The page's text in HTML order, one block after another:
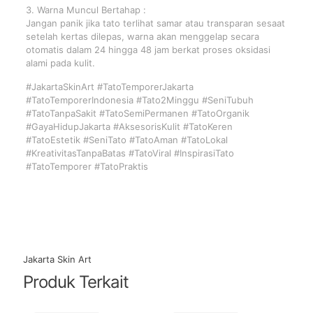
3. Warna Muncul Bertahap :
Jangan panik jika tato terlihat samar atau transparan sesaat
setelah kertas dilepas, warna akan menggelap secara
otomatis dalam 24 hingga 48 jam berkat proses oksidasi
alami pada kulit.
#JakartaSkinArt #TatoTemporerJakarta
#TatoTemporerIndonesia #Tato2Minggu #SeniTubuh
#TatoTanpaSakit #TatoSemiPermanen #TatoOrganik
#GayaHidupJakarta #AksesorisKulit #TatoKeren
#TatoEstetik #SeniTato #TatoAman #TatoLokal
#KreativitasTanpaBatas #TatoViral #InspirasiTato
#TatoTemporer #TatoPraktis
Jakarta Skin Art
Produk Terkait